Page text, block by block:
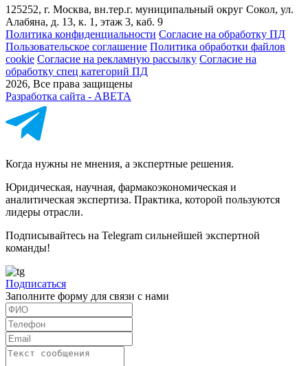
125252, г. Москва, вн.тер.г. муниципальный округ Сокол, ул.
Алабяна, д. 13, к. 1, этаж 3, каб. 9
Политика конфиденциальности Cогласие на обработку ПД
Пользовательское соглашение Политика обработки файлов
cookie Согласие на рекламную рассылку Согласие на
обработку спец категорий ПД
2026, Все права защищены
Разработка сайта - ABETA
Когда нужны не мнения, а экспертные решения.
Юридическая, научная, фармакоэкономическая и
аналитическая экспертиза. Практика, которой пользуются
лидеры отрасли.
Подписывайтесь на Telegram сильнейшей экспертной
команды!
Подписаться
Заполните форму для связи с нами